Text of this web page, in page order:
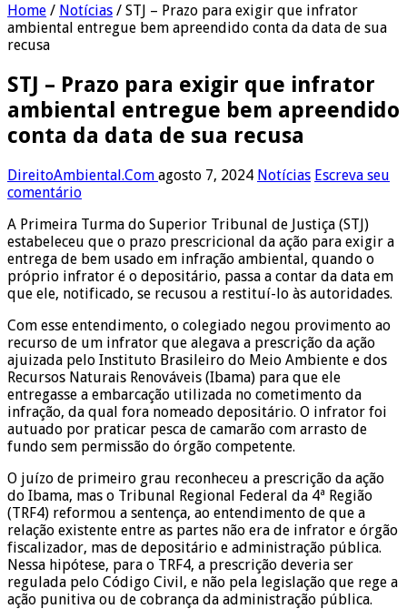
Home / Notícias / STJ – Prazo para exigir que infrator
ambiental entregue bem apreendido conta da data de sua
recusa
STJ – Prazo para exigir que infrator
ambiental entregue bem apreendido
conta da data de sua recusa
DireitoAmbiental.Com agosto 7, 2024 Notícias Escreva seu
comentário
A Primeira Turma do Superior Tribunal de Justiça (STJ)
estabeleceu que o prazo prescricional da ação para exigir a
entrega de bem usado em infração ambiental, quando o
próprio infrator é o depositário, passa a contar da data em
que ele, notificado, se recusou a restituí-lo às autoridades.
Com esse entendimento, o colegiado negou provimento ao
recurso de um infrator que alegava a prescrição da ação
ajuizada pelo Instituto Brasileiro do Meio Ambiente e dos
Recursos Naturais Renováveis (Ibama) para que ele
entregasse a embarcação utilizada no cometimento da
infração, da qual fora nomeado depositário. O infrator foi
autuado por praticar pesca de camarão com arrasto de
fundo sem permissão do órgão competente.
O juízo de primeiro grau reconheceu a prescrição da ação
do Ibama, mas o Tribunal Regional Federal da 4ª Região
(TRF4) reformou a sentença, ao entendimento de que a
relação existente entre as partes não era de infrator e órgão
fiscalizador, mas de depositário e administração pública.
Nessa hipótese, para o TRF4, a prescrição deveria ser
regulada pelo Código Civil, e não pela legislação que rege a
ação punitiva ou de cobrança da administração pública.